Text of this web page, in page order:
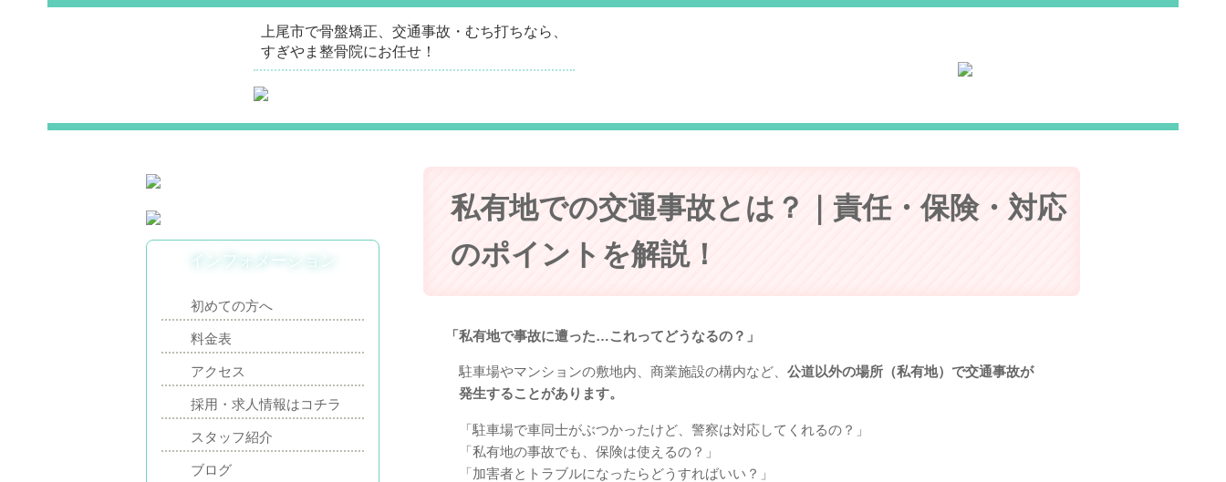
上尾市で骨盤矯正、交通事故・むち打ちなら、
すぎやま整骨院にお任せ！
私有地での交通事故とは？｜責任・保険・対応
のポイントを解説！
「私有地で事故に遭った…これってどうなるの？」
駐車場やマンションの敷地内、商業施設の構内など、 公道以外の場所（私有地）で交通事故が
発生することがあります。
「駐車場で車同士がぶつかったけど、警察は対応してくれるの？」
「私有地の事故でも、保険は使えるの？」
「加害者とトラブルになったらどうすればいい？」
インフォメーション
初めての方へ
料金表
アクセス
採用・求人情報はコチラ
スタッフ紹介
ブログ